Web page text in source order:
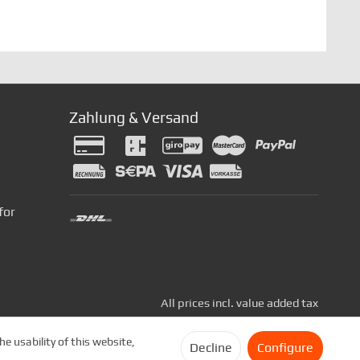
Zahlung & Versand
All prices incl. value added tax
usability of this website,
Decline Configure